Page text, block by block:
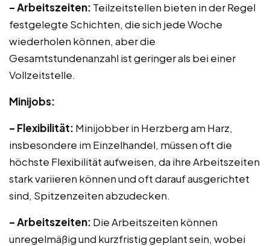
– Arbeitszeiten: Teilzeitstellen bieten in der Regel
festgelegte Schichten, die sich jede Woche
wiederholen können, aber die
Gesamtstundenanzahl ist geringer als bei einer
Vollzeitstelle.
Minijobs:
– Flexibilität: Minijobber in Herzberg am Harz,
insbesondere im Einzelhandel, müssen oft die
höchste Flexibilität aufweisen, da ihre Arbeitszeiten
stark variieren können und oft darauf ausgerichtet
sind, Spitzenzeiten abzudecken.
– Arbeitszeiten: Die Arbeitszeiten können
unregelmäßig und kurzfristig geplant sein, wobei